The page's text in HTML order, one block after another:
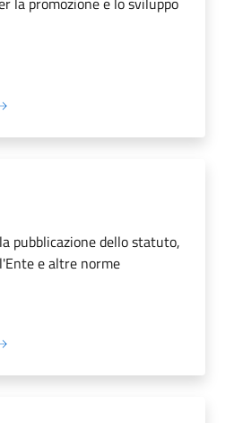
pubblicazione dello statuto,
e altre norme